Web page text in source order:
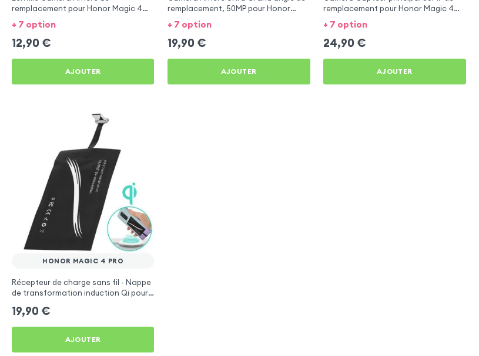
remplacement pour Honor Magic 4
Pro
+ 7 option
12,90 €
AJOUTER
remplacement, 50MP pour Honor
Magic 4 Pro
+ 7 option
19,90 €
AJOUTER
remplacement pour Honor Magic 4
Pro
+ 7 option
24,90 €
AJOUTER
HONOR MAGIC 4 PRO
Récepteur de charge sans fil - Nappe
de transformation induction Qi pour
19,90 €
AJOUTER